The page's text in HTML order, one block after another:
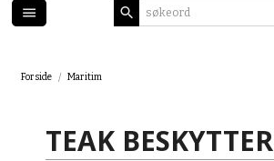
Forside Maritim
TEAK BESKYTTER